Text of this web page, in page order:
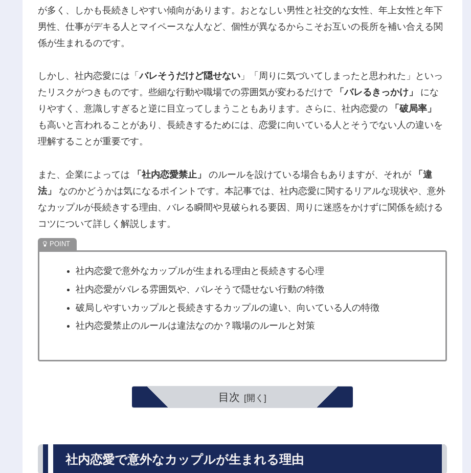
が多く、しかも長続きしやすい傾向があります。おとなしい男性と社交的な女性、年上女性と年下
男性、仕事がデキる人とマイペースな人など、個性が異なるからこそお互いの長所を補い合える関
係が生まれるのです。
しかし、社内恋愛には「バレそうだけど隠せない 」「周りに気づいてしまったと思われた」といっ
たリスクがつきものです。些細な行動や職場での雰囲気が変わるだけで
「バレるきっかけ」
にな
りやすく、意識しすぎると逆に目立ってしまうこともあります。さらに、社内恋愛の
「破局率」
も高いと言われることがあり、長続きするためには、恋愛に向いている人とそうでない人の違いを
理解することが重要です。
また、企業によっては 「社内恋愛禁止」 のルールを設けている場合もありますが、それが
「違
法」
なのかどうかは気になるポイントです。本記事では、社内恋愛に関するリアルな現状や、意外
なカップルが長続きする理由、バレる瞬間や見破られる要因、周りに迷惑をかけずに関係を続ける
コツについて詳しく解説します。
社内恋愛で意外なカップルが生まれる理由と長続きする心理
社内恋愛がバレる雰囲気や、バレそうで隠せない行動の特徴
破局しやすいカップルと長続きするカップルの違い、向いている人の特徴
社内恋愛禁止のルールは違法なのか？職場のルールと対策
目次
社内恋愛で意外なカップルが生まれる理由